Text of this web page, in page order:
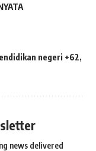
negeri +62
news delivered